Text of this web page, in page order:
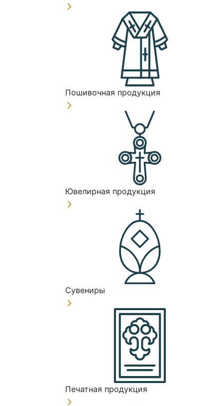
Пошивочная продукция
Ювелирная продукция
Сувениры
Печатная продукция